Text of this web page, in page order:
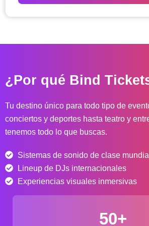
d
p
c
i
s
:
d
d
$
¿Por qué Bind
Tu destino único para todo tipo de
conciertos y deportes hasta teatro y
tenemos todo lo que buscas.
Sistemas de sonido de clase
Lineup de DJs internacionales
Experiencias visuales inmersivas
50+